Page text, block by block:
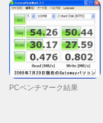
PCベンチマーク結果